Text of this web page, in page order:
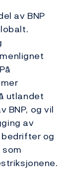
av BNP
utlandet
BNP, og vil
av
og